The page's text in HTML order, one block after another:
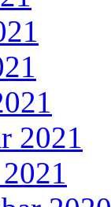
2021